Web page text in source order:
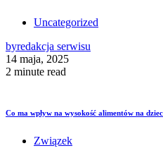
Uncategorized
byredakcja serwisu
14 maja, 2025
2 minute read
Co ma wpływ na wysokość alimentów na
Związek